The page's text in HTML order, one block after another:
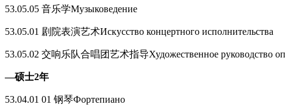
53.05.05 音乐学Музыковедение
53.05.01 剧院表演艺术Искусство концертного исполнительства
53.05.02 交响乐队合唱团艺术指导Художественное руководство
—硕士2年
53.04.01 01 钢琴Фортепиано